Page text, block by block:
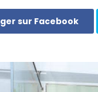
sur Facebook